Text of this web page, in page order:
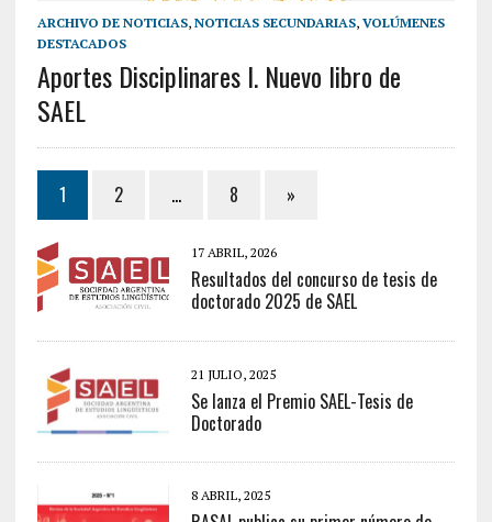
ARCHIVO DE NOTICIAS, NOTICIAS SECUNDARIAS, VOLÚMENES
DESTACADOS
Aportes Disciplinares I. Nuevo libro de
SAEL
1 2 … 8 »
17 ABRIL, 2026
Resultados del concurso de tesis de
doctorado 2025 de SAEL
21 JULIO, 2025
Se lanza el Premio SAEL-Tesis de
Doctorado
8 ABRIL, 2025